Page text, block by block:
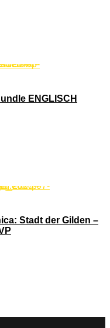
ENGLISCH
Stadt der Gilden –